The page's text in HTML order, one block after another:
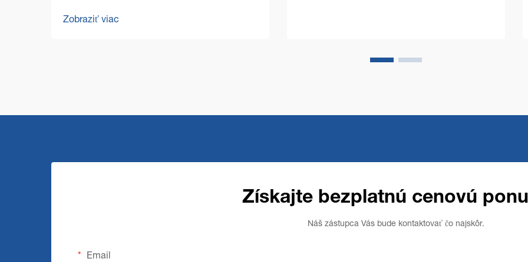
posledných rokoch dramaticky zmenila,
Zobraziť viac
Získajte bezplatnú cenovú
Náš zástupca Vás bude kontaktovať čo najskôr.
Email